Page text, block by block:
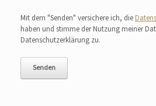
Mit dem "Senden" versichere ich, die
haben und stimme der Nutzung meiner
Datenschutzerklärung zu.